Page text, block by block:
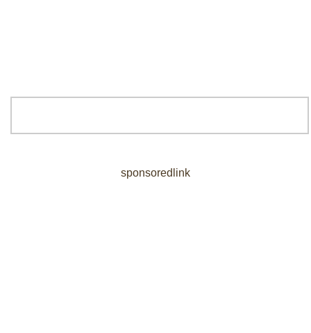
sponsoredlink